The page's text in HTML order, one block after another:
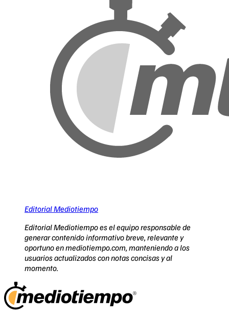
Editorial Mediotiempo
Editorial Mediotiempo es el equipo responsable de
generar contenido informativo breve, relevante y
oportuno en mediotiempo.com, manteniendo a los
usuarios actualizados con notas concisas y al
momento.